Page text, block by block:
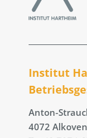
Institut
Anton-
4072 Alkoven